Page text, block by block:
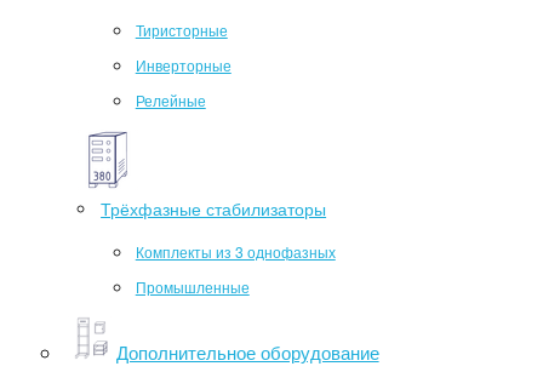
Тиристорные
Инверторные
Релейные
Трёхфазные стабилизаторы
Комплекты из 3 однофазных
Промышленные
Дополнительное оборудование